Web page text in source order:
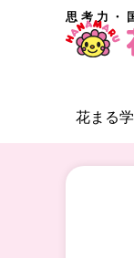
思考力・
花まる